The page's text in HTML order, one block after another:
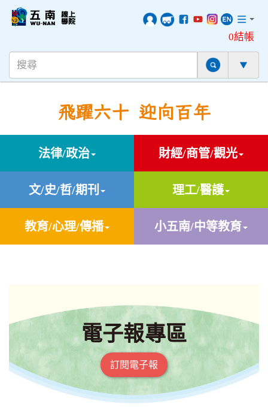
0結帳
飛躍六十 迎向百年
法律/政治 財經/商管/觀光
文/史/哲/期刊 理工/醫護
教育/心理/傳播 小五南/中等教育
電子報專區
訂閱電子報